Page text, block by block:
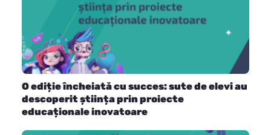
O ediție încheiată cu succes: sute de elevi au
descoperit știința prin proiecte
educaționale inovatoare